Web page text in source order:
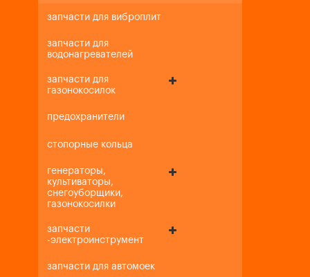
запчасти для виброплит
запчасти для
водонагревателей
запчасти для
газонокосилок
предохранители
стопорные кольца
генераторы,
культиваторы,
снегоуборщики,
газонокосилки
запчасти
-электроинструмент
запчасти для автомоек